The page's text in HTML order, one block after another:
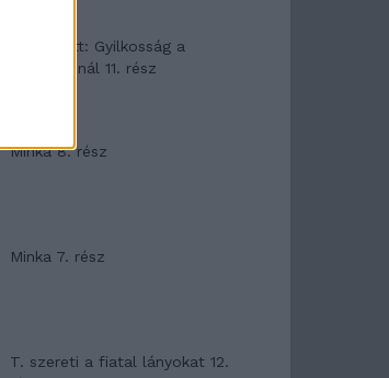
T. Barnett: Gyilkosság a
Garda-tónál 11. rész
Minka 8. rész
Minka 7. rész
T. szereti a fiatal lányokat 12.